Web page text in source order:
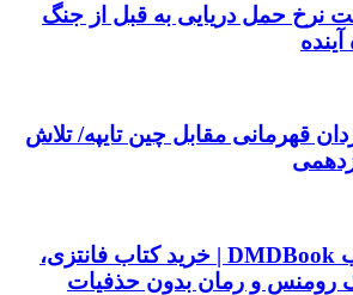
نرخ حمل دریایی به قبل از جنگ
قهرمانی مقابل چین تایپه/ تلاش
فروشگاه کتاب DMDBook | خرید کتاب فانتزی،
رومنس و رمان بدون حذفیات